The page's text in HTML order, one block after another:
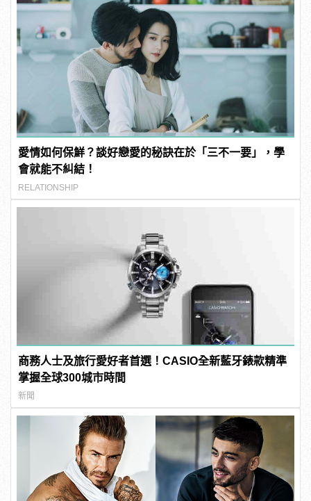
愛情如何保鮮？談好戀愛的秘訣在於「三不一要」，學
會就能不糾結！
RELATIONSHIP
商務人士及旅行愛好者首選！CASIO全新藍牙錶款精準
掌握全球300城市時間
新聞